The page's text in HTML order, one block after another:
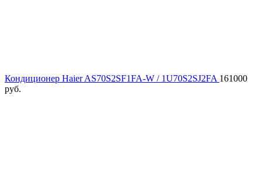
Кондиционер Haier AS70S2SF1FA-W / 1U70S2SJ2FA 161000
руб.